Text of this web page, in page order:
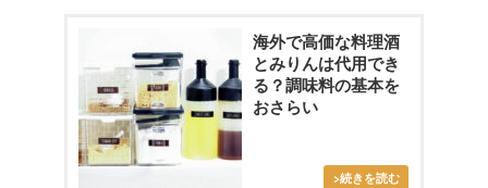
海外で高価な料理酒
とみりんは代用でき
る？調味料の基本を
おさらい